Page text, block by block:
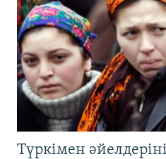
Түркімен